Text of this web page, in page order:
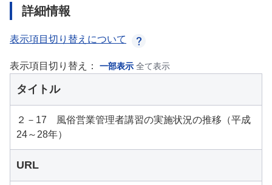
詳細情報
表示項目切り替えについて
表示項目切り替え： 一部表示 全て表示
タイトル
２－17 風俗営業管理者講習の実施状況の推移（平成
24～28年）
URL